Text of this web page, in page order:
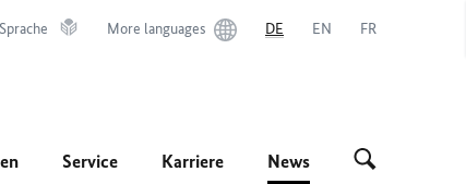
More languages DE EN FR
Service Karriere News